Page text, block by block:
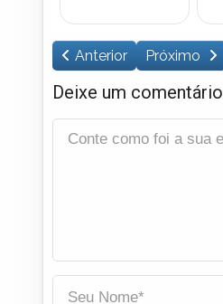
Anterior Próximo
Deixe um comentário